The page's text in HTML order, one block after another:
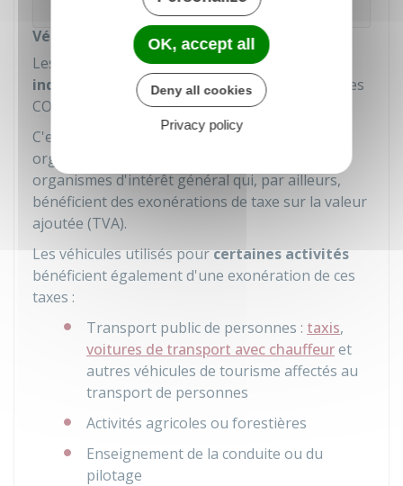
Véhicules exonérés
Les véhicules affectés à desentreprises
individuelles
sontexonérésdes taxes annuelles
CO
et polluants.
C'est également le cas des véhicules des
organismes à but non lucratif et autres
organismes d'intérêt général qui, par ailleurs,
bénéficient des exonérations de taxe sur la valeur
ajoutée (TVA).
Les véhicules utilisés pourcertaines activités
bénéficient également d'une exonération de ces
taxes :
Transport public de personnes : taxis,
voitures de transport avec chauffeuret
autres véhicules de tourisme affectés au
transport de personnes
Activités agricoles ou forestières
Enseignement de la conduite ou du
pilotage
OK, accept all
Deny all cookies
Privacy policy